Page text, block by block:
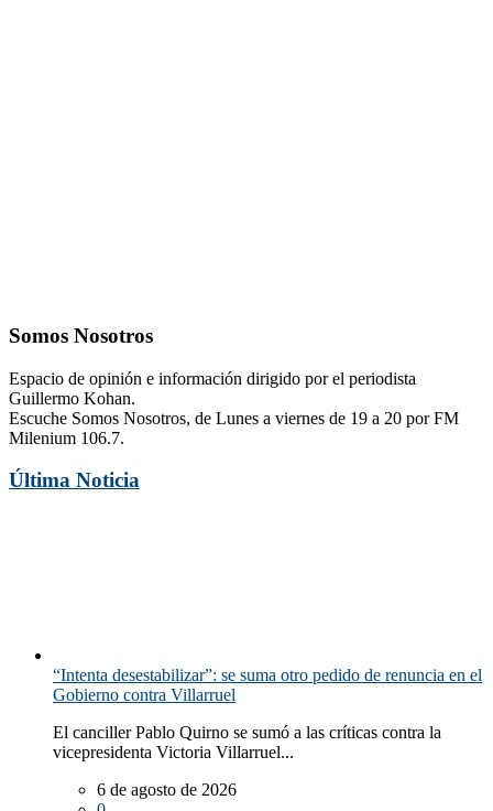
Somos Nosotros
Espacio de opinión e información dirigido por el periodista
Guillermo Kohan.
Escuche Somos Nosotros, de Lunes a viernes de 19 a 20 por FM
Milenium 106.7.
Última Noticia
“Intenta desestabilizar”: se suma otro pedido de renuncia en el
Gobierno contra Villarruel
El canciller Pablo Quirno se sumó a las críticas contra la
vicepresidenta Victoria Villarruel...
6 de agosto de 2026